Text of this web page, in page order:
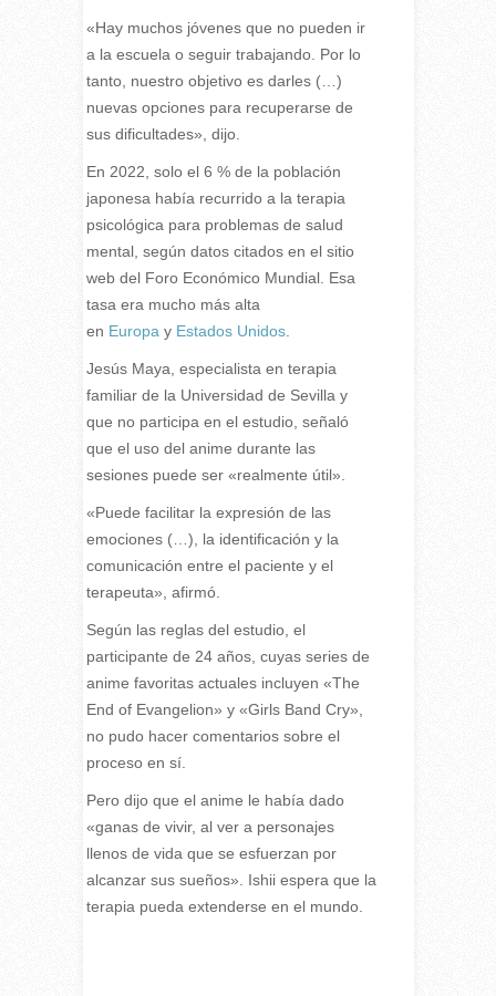
«Hay muchos jóvenes que no pueden ir
a la escuela o seguir trabajando. Por lo
tanto, nuestro objetivo es darles (…)
nuevas opciones para recuperarse de
sus dificultades», dijo.
En 2022, solo el 6 % de la población
japonesa había recurrido a la terapia
psicológica para problemas de salud
mental, según datos citados en el sitio
web del Foro Económico Mundial. Esa
tasa era mucho más alta
en Europa y Estados Unidos.
Jesús Maya, especialista en terapia
familiar de la Universidad de Sevilla y
que no participa en el estudio, señaló
que el uso del anime durante las
sesiones puede ser «realmente útil».
«Puede facilitar la expresión de las
emociones (…), la identificación y la
comunicación entre el paciente y el
terapeuta», afirmó.
Según las reglas del estudio, el
participante de 24 años, cuyas series de
anime favoritas actuales incluyen «The
End of Evangelion» y «Girls Band Cry»,
no pudo hacer comentarios sobre el
proceso en sí.
Pero dijo que el anime le había dado
«ganas de vivir, al ver a personajes
llenos de vida que se esfuerzan por
alcanzar sus sueños». Ishii espera que la
terapia pueda extenderse en el mundo.